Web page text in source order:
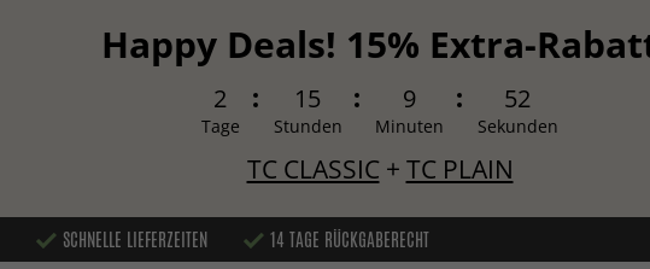
Happy Deals! 15% Extra-
2
Tage
15
Stunden
9
Minuten
51
Sekunden
TC CLASSIC+ TC PLAIN
SCHNELLE LIEFERZEITEN 14 TAGE RÜCKGABERECHT